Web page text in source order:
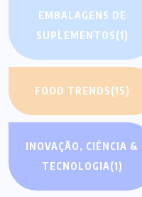
EMBALAGENS DE
SUPLEMENTOS(1)
FOOD TRENDS(15)
INOVAÇÃO, CIÊNCIA &
TECNOLOGIA(1)